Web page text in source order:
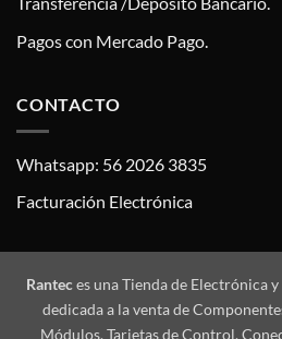
Pagos con Mercado Pago.
CONTACTO
Whatsapp: 56 2026 3835
Facturación Electrónica
Ranteces una Tienda de Electrónica
dedicada a la venta de
Módulos, Tarjetas de Control,